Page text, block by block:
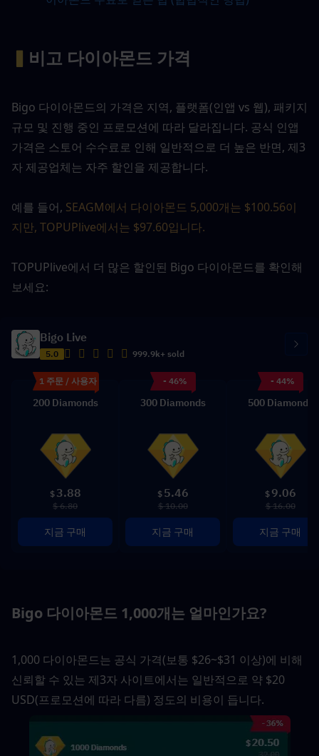
▍ 비고 다이아몬드 가격
Bigo 다이아몬드의 가격은 지역, 플랫폼(인앱 vs 웹), 패키지
규모 및 진행 중인 프로모션에 따라 달라집니다. 공식 인앱
가격은 스토어 수수료로 인해 일반적으로 더 높은 반면, 제3
자 제공업체는 자주 할인을 제공합니다.
예를 들어, SEAGM에서 다이아몬드 5,000개는 $100.56이
지만, TOPUPlive에서는 $97.60입니다.
TOPUPlive에서 더 많은 할인된 Bigo 다이아몬드를 확인해
보세요:
Bigo Live
5.0 999.9k+ sold
1 주문 / 사용자
200 Diamonds
$ 3.88
$ 6.80
지금 구매
- 46%
300 Diamonds
$ 5.46
$ 10.00
지금 구매
- 44%
500 Diamonds
$ 9.06
$ 16.00
지금 구매
Bigo 다이아몬드 1,000개는 얼마인가요?
1,000 다이아몬드는 공식 가격(보통 $26~$31 이상)에 비해
신뢰할 수 있는 제3자 사이트에서는 일반적으로 약 $20
USD(프로모션에 따라 다름) 정도의 비용이 듭니다.